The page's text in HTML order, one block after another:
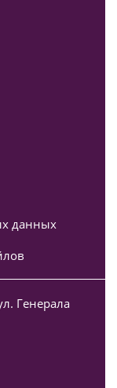
данных
Генерала